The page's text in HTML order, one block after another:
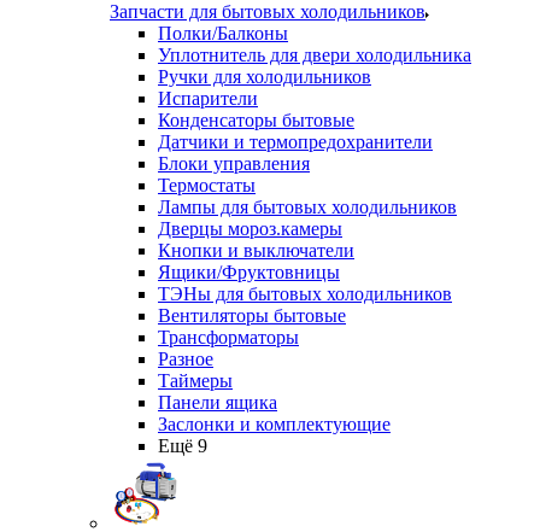
Запчасти для бытовых холодильников
Полки/Балконы
Уплотнитель для двери холодильника
Ручки для холодильников
Испарители
Конденсаторы бытовые
Датчики и термопредохранители
Блоки управления
Термостаты
Лампы для бытовых холодильников
Дверцы мороз.камеры
Кнопки и выключатели
Ящики/Фруктовницы
ТЭНы для бытовых холодильников
Вентиляторы бытовые
Трансформаторы
Разное
Таймеры
Панели ящика
Заслонки и комплектующие
Ещё 9